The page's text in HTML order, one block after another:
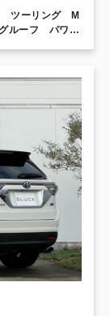
ツーリング M
ルーフ パワー